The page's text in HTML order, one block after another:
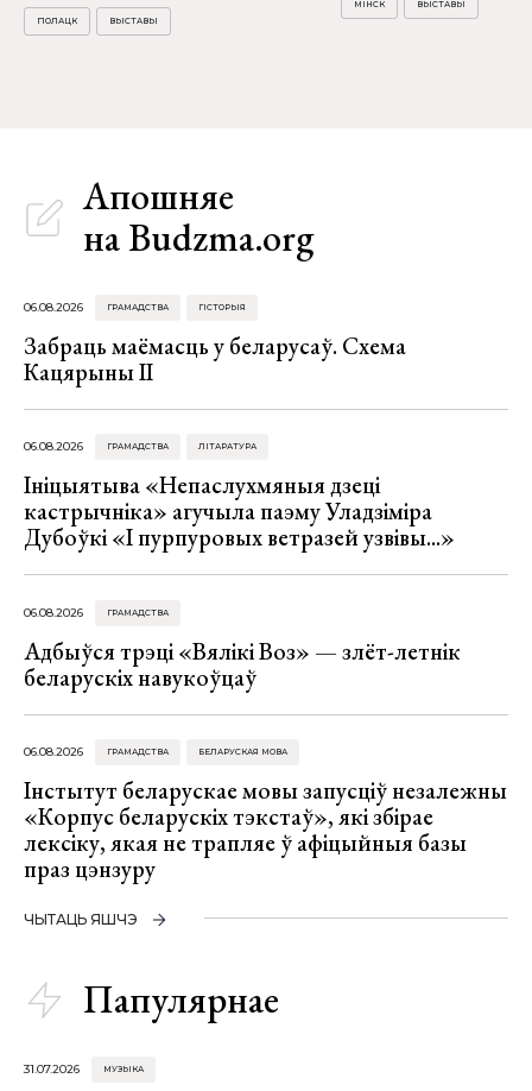
ПОЛАЦК ВЫСТАВЫ
МІНСК ВЫСТАВЫ
Апошняе
на Budzma.org
06.08.2026 ГРАМАДСТВА ГІСТОРЫЯ
Забраць маёмасць у беларусаў. Схема
Кацярыны ІІ
06.08.2026 ГРАМАДСТВА ЛІТАРАТУРА
Ініцыятыва «Непаслухмяныя дзеці
кастрычніка» агучыла паэму Уладзіміра
Дубоўкі «І пурпуровых ветразей узвівы...»
06.08.2026 ГРАМАДСТВА
Адбыўся трэці «Вялікі Воз» — злёт-летнік
беларускіх навукоўцаў
06.08.2026 ГРАМАДСТВА БЕЛАРУСКАЯ МОВА
Інстытут беларускае мовы запусціў незалежны
«Корпус беларускіх тэкстаў», які збірае
лексіку, якая не трапляе ў афіцыйныя базы
праз цэнзуру
ЧЫТАЦЬ ЯШЧЭ
Папулярнае
31.07.2026 МУЗЫКА